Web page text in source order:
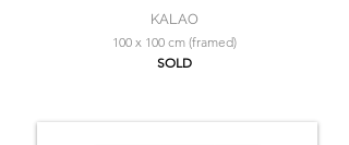
KALAO
100 x 100 cm (framed)
SOLD